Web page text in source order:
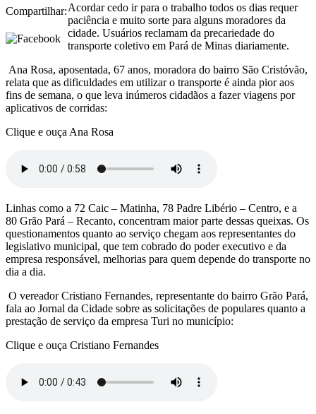
Compartilhar:Acordar cedo ir para o trabalho todos os dias requer
paciência e muito sorte para alguns moradores da
cidade. Usuários reclamam da precariedade do
transporte coletivo em Pará de Minas diariamente.
Ana Rosa, aposentada, 67 anos, moradora do bairro São Cristóvão,
relata que as dificuldades em utilizar o transporte é ainda pior aos
fins de semana, o que leva inúmeros cidadãos a fazer viagens por
aplicativos de corridas:
Clique e ouça Ana Rosa
Linhas como a 72 Caic – Matinha, 78 Padre Libério – Centro, e a
80 Grão Pará – Recanto, concentram maior parte dessas queixas. Os
questionamentos quanto ao serviço chegam aos representantes do
legislativo municipal, que tem cobrado do poder executivo e da
empresa responsável, melhorias para quem depende do transporte no
dia a dia.
O vereador Cristiano Fernandes, representante do bairro Grão Pará,
fala ao Jornal da Cidade sobre as solicitações de populares quanto a
prestação de serviço da empresa Turi no município:
Clique e ouça Cristiano Fernandes